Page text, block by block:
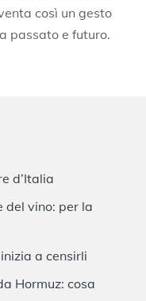
così un gesto
passato e futuro.
d’Italia
del vino: per la
a censirli
Hormuz: cosa